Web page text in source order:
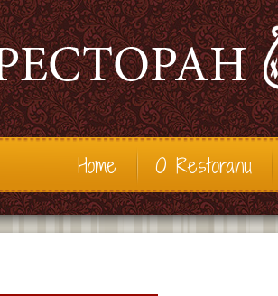
Home O Restoranu